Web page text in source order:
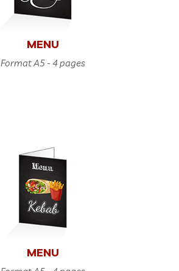
MENU
Format A5 - 4 pages
MENU